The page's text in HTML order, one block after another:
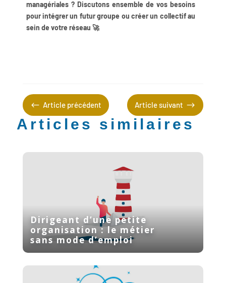
managériales ? Discutons ensemble de vos besoins
pour intégrer un futur groupe ou créer un collectif au
sein de votre réseau 🚀
# Article précédent Article suivant $
Articles similaires
Dirigeant d’une petite
organisation : le métier
sans mode d’emploi